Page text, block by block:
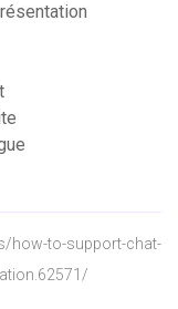
how-to-support-chat-